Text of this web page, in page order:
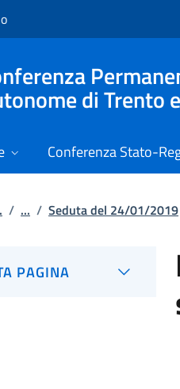
di Trento
Conferenza Stato-
/ ... / Seduta del 24/01/2019
PAGINA